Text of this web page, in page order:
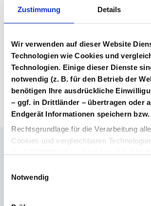
Zustimmung Details
Wir verwenden auf dieser Website
Technologien wie Cookies und
Technologien. Einige dieser Dienste
notwendig (z. B. für den Betrieb der
benötigen Ihre ausdrückliche
– ggf. in Drittländer – übertragen oder
Endgerät Informationen speichern bzw.
Rechtsgrundlage für die Verarbeitung
Cookies und vergleichbaren
Rechtsgrundlage für die Verarbeitung
Einwilligung i.S.d. § 25 Abs. 1 TDDDG i.
Notwendig
Bitte melden Sie sich an, um Ihre
Vertragsunterlagen einzusehen
Benutzerkonto? Dann können
Login Arzneimittel Konto
Ihr Ansprechpartner
Member of Executive Board,